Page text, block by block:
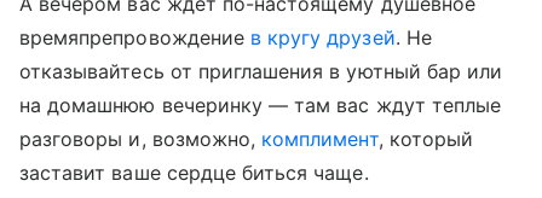
времяпрепровождение в кругу друзей. Не
отказывайтесь от приглашения в уютный бар или
на домашнюю вечеринку — там вас ждут теплые
разговоры и, возможно, комплимент, который
заставит ваше сердце биться чаще.